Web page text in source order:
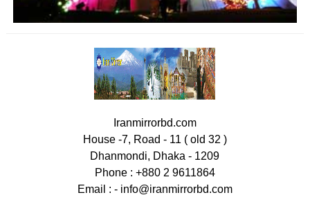
Iranmirrorbd.com
House -7, Road - 11 ( old 32 )
Dhanmondi, Dhaka - 1209
Phone : +880 2 9611864
Email : - info@iranmirrorbd.com